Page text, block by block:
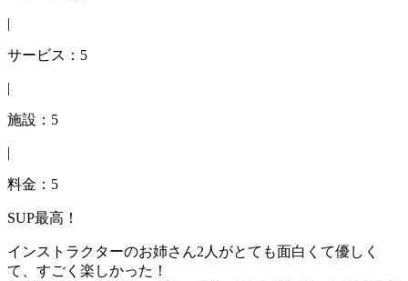
|
サービス：5
|
施設：5
|
料金：5
SUP最高！
インストラクターのお姉さん2人がとても面白くて優しく
て、すごく楽しかった！